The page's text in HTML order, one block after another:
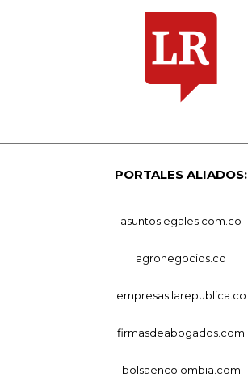
PORTALES ALIADOS:
asuntoslegales.com.co
agronegocios.co
empresas.larepublica.co
firmasdeabogados.com
bolsaencolombia.com